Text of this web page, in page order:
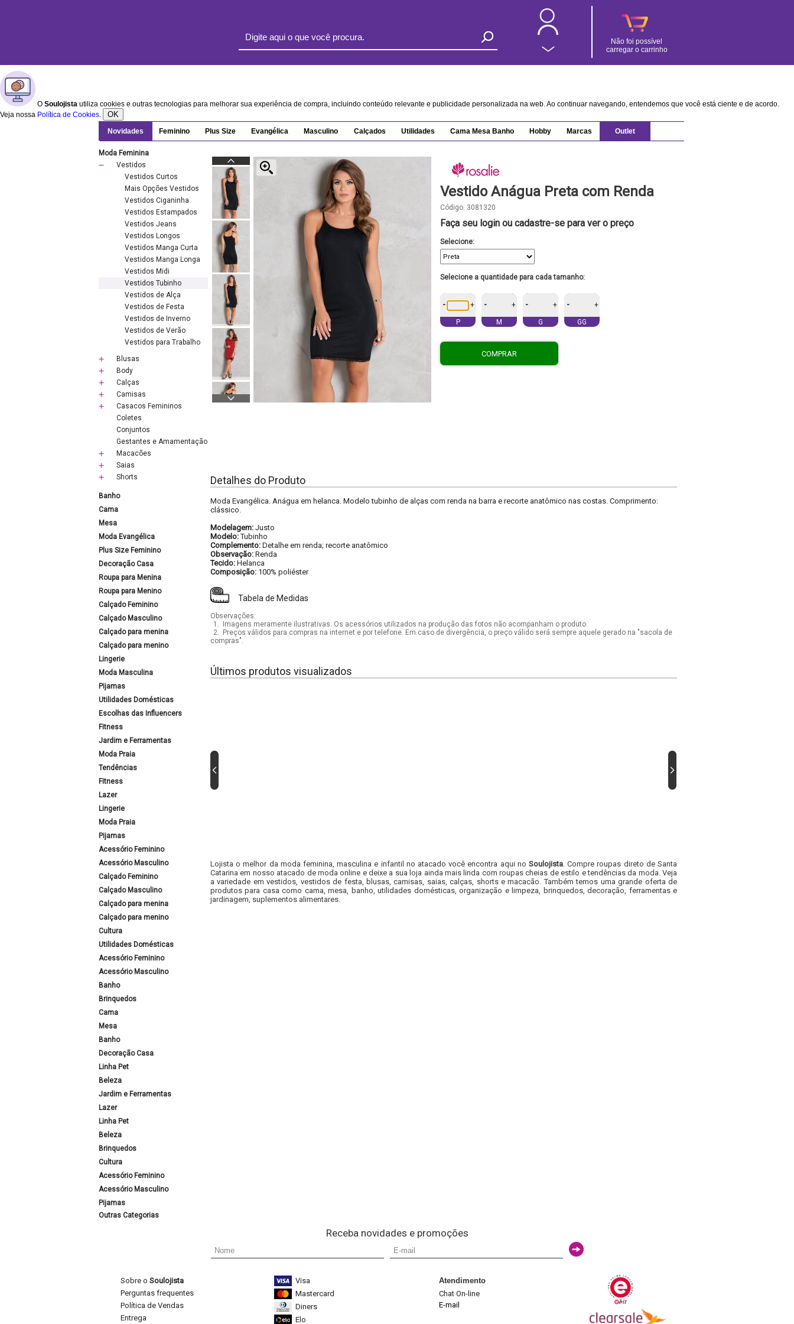
Não foi possível
carregar o carrinho
O Soulojista utiliza cookies e outras tecnologias para melhorar sua experiência de compra, incluindo conteúdo relevante e publicidade personalizada na web. Ao continuar navegando, entendemos que você está ciente e de acordo.
Veja nossa Política de Cookies. OK
Novidades Feminino Plus Size Evangélica Masculino Calçados Utilidades Cama Mesa Banho Hobby Marcas Outlet
Moda Feminina
Vestidos
Vestidos Curtos
Mais Opções Vestidos
Vestidos Ciganinha
Vestidos Estampados
Vestidos Jeans
Vestidos Longos
Vestidos Manga Curta
Vestidos Manga Longa
Vestidos Midi
Vestidos Tubinho
Vestidos de Alça
Vestidos de Festa
Vestidos de Inverno
Vestidos de Verão
Vestidos para Trabalho
Blusas
Body
Calças
Camisas
Casacos Femininos
Coletes
Conjuntos
Gestantes e Amamentação
Macacões
Saias
Shorts
Banho
Cama
Mesa
Moda Evangélica
Plus Size Feminino
Decoração Casa
Roupa para Menina
Roupa para Menino
Calçado Feminino
Calçado Masculino
Calçado para menina
Calçado para menino
Lingerie
Moda Masculina
Pijamas
Utilidades Domésticas
Escolhas das Influencers
Fitness
Jardim e Ferramentas
Moda Praia
Tendências
Fitness
Lazer
Lingerie
Moda Praia
Pijamas
Acessório Feminino
Acessório Masculino
Calçado Feminino
Calçado Masculino
Calçado para menina
Calçado para menino
Cultura
Utilidades Domésticas
Acessório Feminino
Acessório Masculino
Banho
Brinquedos
Cama
Mesa
Banho
Decoração Casa
Linha Pet
Beleza
Jardim e Ferramentas
Lazer
Linha Pet
Beleza
Brinquedos
Cultura
Acessório Feminino
Acessório Masculino
Pijamas
Outras Categorias
Vestido Anágua Preta com Renda
Código: 3081320
Faça seu login ou cadastre-se para ver o preço
Selecione:
Selecione a quantidade para cada tamanho:
- +
P
- +
M
- +
G
- +
GG
COMPRAR
Detalhes do Produto
Moda Evangélica. Anágua em helanca. Modelo tubinho de alças com renda na barra e recorte anatômico nas costas. Comprimento:
clássico.
Modelagem: Justo
Modelo:Tubinho
Complemento: Detalhe em renda; recorte anatômico
Observação: Renda
Tecido: Helanca
Composição: 100% poliéster
Tabela de Medidas
Observações:
1.
Imagens meramente ilustrativas. Os acessórios utilizados na produção das fotos não acompanham o produto.
2.
Preços válidos para compras na internet e por telefone. Em caso de divergência, o preço válido será sempre aquele gerado na "sacola de
compras".
Últimos produtos visualizados
Lojista o melhor da moda feminina, masculina e infantil no atacado você encontra aqui no Soulojista. Compre roupas direto de Santa
Catarina em nosso atacado de moda online e deixe a sua loja ainda mais linda com roupas cheias de estilo e tendências da moda. Veja
a variedade em vestidos, vestidos de festa, blusas, camisas, saias, calças, shorts e macacão. Também temos uma grande oferta de
produtos para casa como cama, mesa, banho, utilidades domésticas, organização e limpeza, brinquedos, decoração, ferramentas e
jardinagem, suplementos alimentares.
Receba novidades e promoções
Sobre o Soulojista
Perguntas frequentes
Política de Vendas
Entrega
Visa
Mastercard
Diners
Elo
Atendimento
Chat On-line
E-mail